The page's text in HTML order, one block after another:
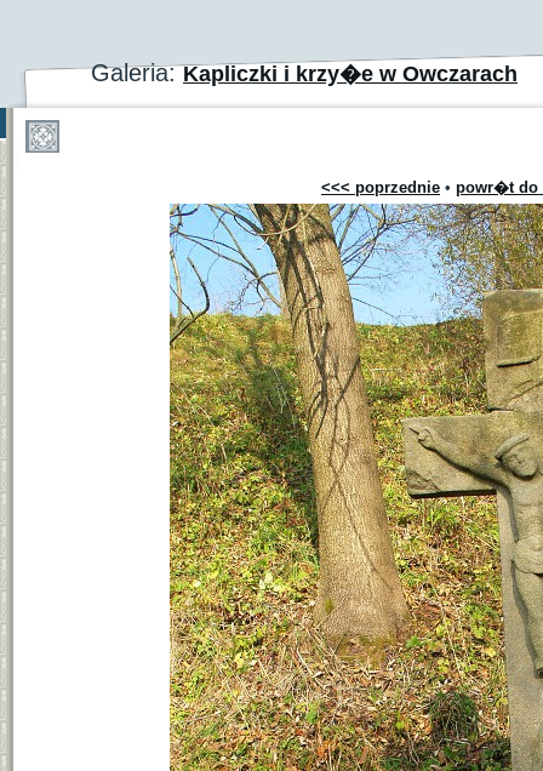
Galeria:Kapliczki i krzy�e w Owczarach
<<< poprzednie • powr�t do